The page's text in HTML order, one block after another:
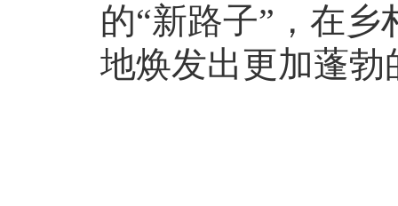
的“新路子”，在
地焕发出更加蓬勃